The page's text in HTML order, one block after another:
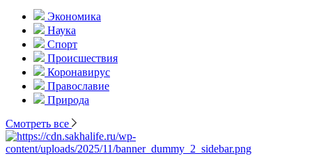
Экономика
Наука
Спорт
Происшествия
Коронавирус
Православие
Природа
Смотреть все